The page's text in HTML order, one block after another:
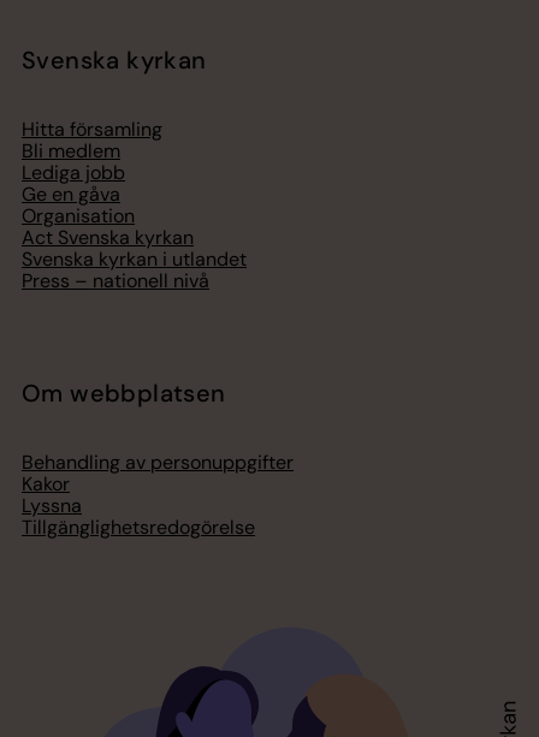
Svenska kyrkan
Hitta församling
Bli medlem
Lediga jobb
Ge en gåva
Organisation
Act Svenska kyrkan
Svenska kyrkan i utlandet
Press – nationell nivå
Om webbplatsen
Behandling av personuppgifter
Kakor
Lyssna
Tillgänglighetsredogörelse